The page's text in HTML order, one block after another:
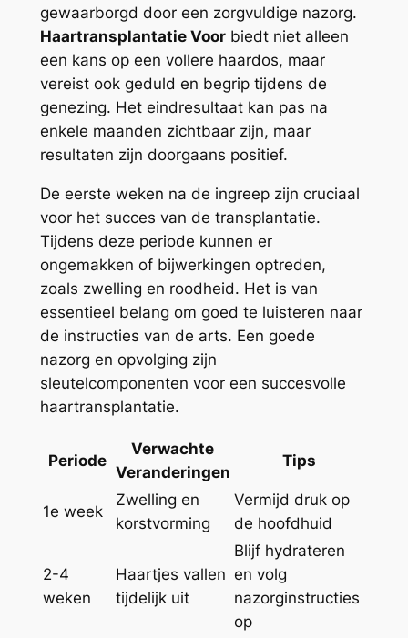
gewaarborgd door een zorgvuldige nazorg.
Haartransplantatie Voorbiedt niet alleen
een kans op een vollere haardos, maar
vereist ook geduld en begrip tijdens de
genezing. Het eindresultaat kan pas na
enkele maanden zichtbaar zijn, maar
resultaten zijn doorgaans positief.
De eerste weken na de ingreep zijn cruciaal
voor het succes van de transplantatie.
Tijdens deze periode kunnen er
ongemakken of bijwerkingen optreden,
zoals zwelling en roodheid. Het is van
essentieel belang om goed te luisteren naar
de instructies van de arts. Een goede
nazorg en opvolging zijn
sleutelcomponenten voor een succesvolle
haartransplantatie.
Periode
Verwachte
Veranderingen
Tips
1e week
Zwelling en
korstvorming
Vermijd druk op
de hoofdhuid
2-4
weken
Haartjes vallen
tijdelijk uit
Blijf hydrateren
en volg
nazorginstructies
op